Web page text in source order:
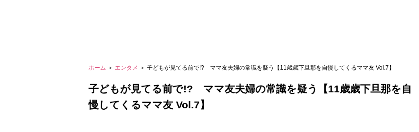
ホーム ＞ エンタメ ＞ 子どもが見てる前で!? ママ友夫婦の常識を疑う【11歳歳下旦那を自慢してくるママ友 Vol.7】
子どもが見てる前で!? ママ友夫婦の常識を疑う【11歳歳下旦那を自
慢してくるママ友 Vol.7】